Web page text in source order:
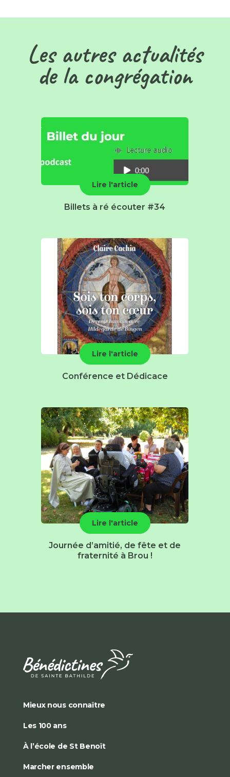
Les autres actualités
de la congrégation
Lire l'article
Billets à ré écouter #34
Lire l'article
Conférence et Dédicace
Lire l'article
Journée d’amitié, de fête et de
fraternité à Brou !
Mieux nous connaître
Les 100 ans
À l’école de St Benoît
Marcher ensemble